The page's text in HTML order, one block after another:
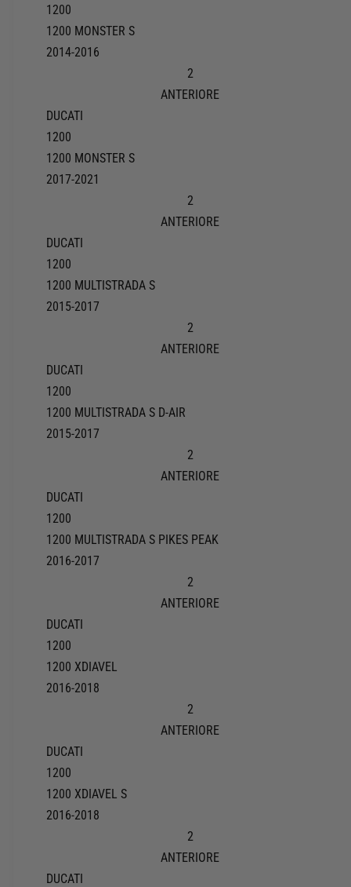
1200
1200 MONSTER S
2014-2016
2
ANTERIORE
DUCATI
1200
1200 MONSTER S
2017-2021
2
ANTERIORE
DUCATI
1200
1200 MULTISTRADA S
2015-2017
2
ANTERIORE
DUCATI
1200
1200 MULTISTRADA S D-AIR
2015-2017
2
ANTERIORE
DUCATI
1200
1200 MULTISTRADA S PIKES PEAK
2016-2017
2
ANTERIORE
DUCATI
1200
1200 XDIAVEL
2016-2018
2
ANTERIORE
DUCATI
1200
1200 XDIAVEL S
2016-2018
2
ANTERIORE
DUCATI